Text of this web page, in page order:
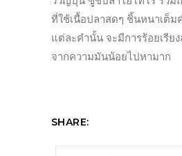
ที่ใช้เนื้อปลาสดๆ ชิ้นหนาเต็ม
แต่ละคำนั้น จะมีการร้อยเรีย
จากความมันน้อยไปหามาก
SHARE: